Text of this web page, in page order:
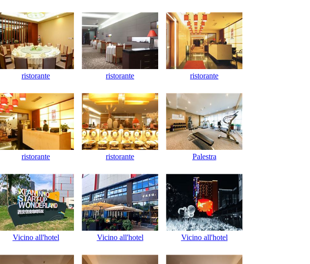
ristorante ristorante ristorante
ristorante ristorante Palestra
Vicino all'hotel Vicino all'hotel Vicino all'hotel